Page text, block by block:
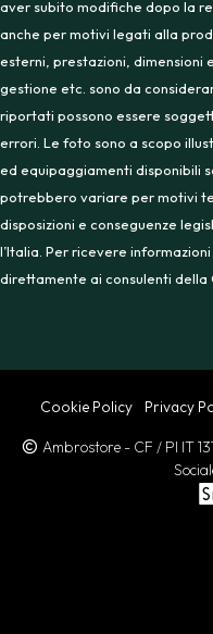
aver subito modifiche dopo la
anche per motivi legati alla
esterni, prestazioni, dimensioni
gestione etc. sono da
riportati possono essere
errori. Le foto sono a scopo
ed equipaggiamenti disponibili
potrebbero variare per motivi
disposizioni e conseguenze
l’Italia. Per ricevere
direttamente ai consulenti della
Cookie Policy Privacy
Ambrostore - CF / PI IT